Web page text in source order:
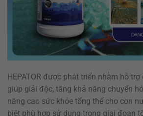
HEPATOR được phát triển nhằm hỗ
giúp giải độc, tăng khả năng chuyển
nâng cao sức khỏe tổng thể cho con
biệt phù hợp sử dụng trong giai đoạn